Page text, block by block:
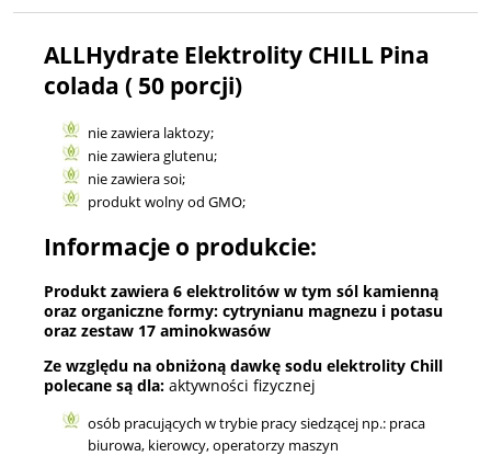
ALLHydrate Elektrolity CHILL Pina
colada ( 50 porcji)
nie zawiera laktozy;
nie zawiera glutenu;
nie zawiera soi;
produkt wolny od GMO;
Informacje o produkcie:
Produkt zawiera 6 elektrolitów w tym sól kamienną
oraz organiczne formy: cytrynianu magnezu i potasu
oraz zestaw 17 aminokwasów
Ze względu na obniżoną dawkę sodu elektrolity Chill
polecane są dla: aktywności fizycznej
osób pracujących w trybie pracy siedzącej np.: praca
biurowa, kierowcy, operatorzy maszyn